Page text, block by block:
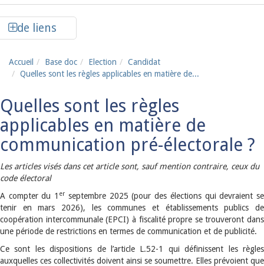
de
de liens
Accueil Base doc Election
Candidat
Quelles sont les règles applicables en matière de...
Quelles sont les règles
applicables en matière de
communication pré-électorale ?
Les articles visés dans cet article sont, sauf mention contraire, ceux du
code électoral
A compter du 1 er septembre 2025 (pour des élections qui devraient se
tenir en mars 2026), les communes et établissements publics de
coopération intercommunale (EPCI) à fiscalité propre se trouveront dans
une période de restrictions en termes de communication et de publicité.
Ce sont les dispositions de l’article L.52-1 qui définissent les règles
auxquelles ces collectivités doivent ainsi se soumettre. Elles prévoient que